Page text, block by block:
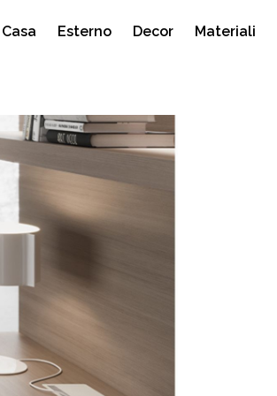
Casa
Poltrone
Pouf e Sitting ball
Scrivanie
Esterno
Ombrelloni
Sedute
Tavoli
Decor
Tende
Tessuti e Fodere
Vasi e Fioriere
Materiali